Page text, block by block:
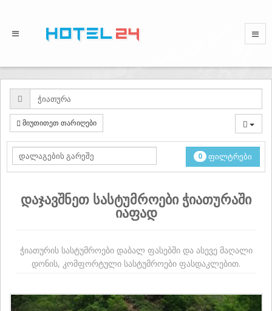
მიუთითეთ თარიღები
0 ფილტრები
დაჯავშნეთ სასტუმროები ჭიათურაში
იაფად
ჭიათურის სასტუმროები დაბალ ფასებში და ასევე მაღალი
დონის, კომფორტული სასტუმროები ფასდაკლებით.
Previous Next